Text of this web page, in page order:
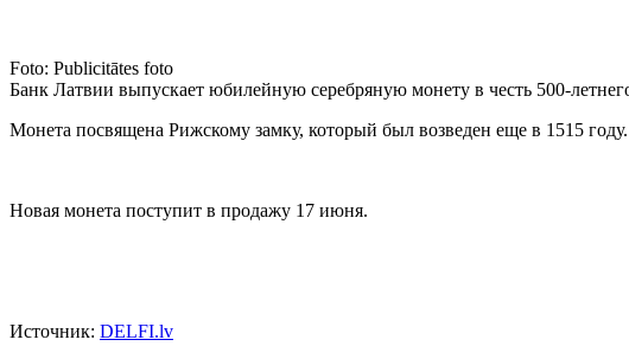
Foto: Publicitātes foto
Банк Латвии выпускает юбилейную серебряную монету в честь 500-
Монета посвящена Рижскому замку, который был возведен еще в 1515
Новая монета поступит в продажу 17 июня.
Источник: DELFI.lv